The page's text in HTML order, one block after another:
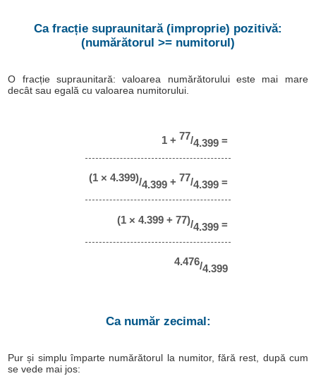
Ca fracție supraunitară (improprie) pozitivă:
(numărătorul >= numitorul)
O fracție supraunitară: valoarea numărătorului este mai mare
decât sau egală cu valoarea numitorului.
1 + 77/4.399=
(1 × 4.399)/4.399+ 77/4.399=
(1 × 4.399 + 77)/4.399=
4.476/4.399
Ca număr zecimal:
Pur și simplu împarte numărătorul la numitor, fără rest, după cum
se vede mai jos: